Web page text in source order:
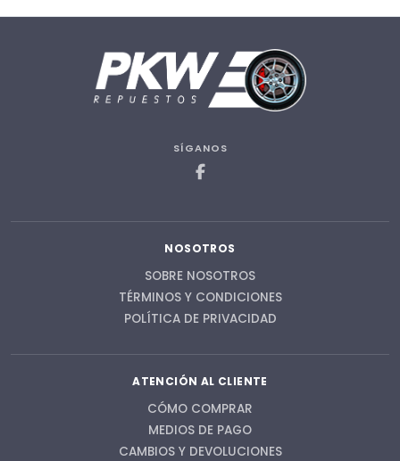
SÍGANOS
NOSOTROS
SOBRE NOSOTROS
TÉRMINOS Y CONDICIONES
POLÍTICA DE PRIVACIDAD
ATENCIÓN AL CLIENTE
CÓMO COMPRAR
MEDIOS DE PAGO
CAMBIOS Y DEVOLUCIONES